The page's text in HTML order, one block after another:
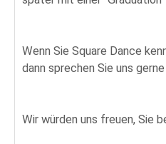
Wenn Sie Square Dance
dann sprechen Sie uns
Wir würden uns freuen, Sie